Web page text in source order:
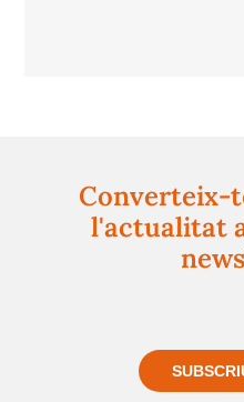
Converteix-
l'actualitat